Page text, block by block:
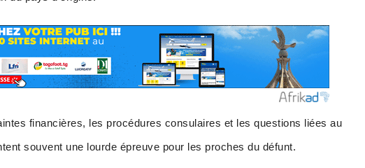
financières, les procédures consulaires et les questions liées au
souvent une lourde épreuve pour les proches du défunt.